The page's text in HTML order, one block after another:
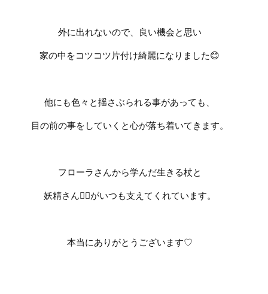
外に出れないので、良い機会と思い
家の中をコツコツ片付け綺麗になりました😊
他にも色々と揺さぶられる事があっても、
目の前の事をしていくと心が落ち着いてきます。
フローラさんから学んだ生きる杖と
妖精さん🧚‍♀️がいつも支えてくれています。
本当にありがとうございます♡